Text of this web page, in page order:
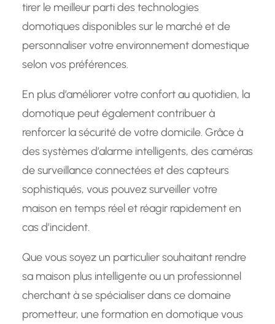
tirer le meilleur parti des technologies
domotiques disponibles sur le marché et de
personnaliser votre environnement domestique
selon vos préférences.
En plus d’améliorer votre confort au quotidien, la
domotique peut également contribuer à
renforcer la sécurité de votre domicile. Grâce à
des systèmes d’alarme intelligents, des caméras
de surveillance connectées et des capteurs
sophistiqués, vous pouvez surveiller votre
maison en temps réel et réagir rapidement en
cas d’incident.
Que vous soyez un particulier souhaitant rendre
sa maison plus intelligente ou un professionnel
cherchant à se spécialiser dans ce domaine
prometteur, une formation en domotique vous